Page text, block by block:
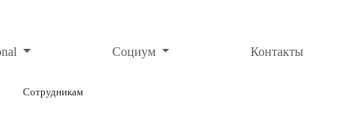
Социум Контакты
Сотрудникам